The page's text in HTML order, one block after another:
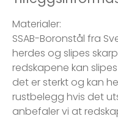
Materialer:
SSAB-Boronstål fra
herdes og slipes
redskapene kan
det er sterkt og kan
rustbelegg hvis det
anbefaler vi at